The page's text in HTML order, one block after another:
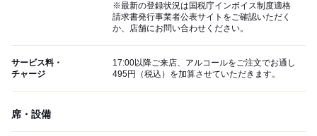
※最新の登録状況は国税庁インボイス制度適格
請求書発行事業者公表サイトをご確認いただく
か、店舗にお問い合わせください。
サービス料・
チャージ
17:00以降ご来店、アルコールをご注文でお通し
495円（税込）を加算させていただきます。
席・設備